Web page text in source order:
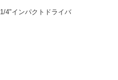
1/4"インパクトドライバ